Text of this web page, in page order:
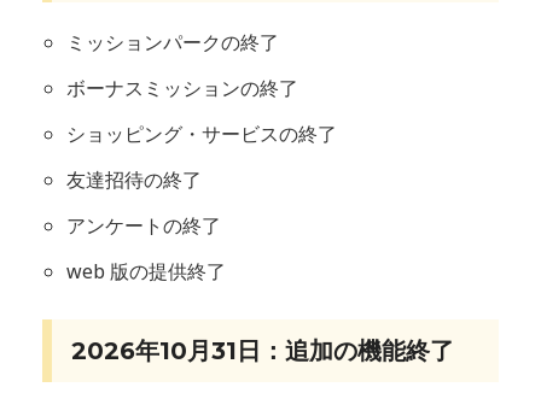
ミッションパークの終了
ボーナスミッションの終了
ショッピング・サービスの終了
友達招待の終了
アンケートの終了
web 版の提供終了
2026年10月31日：追加の機能終了